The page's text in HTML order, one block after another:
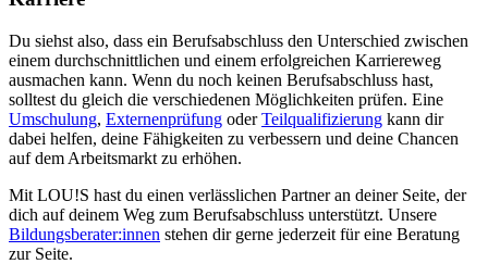
Du siehst also, dass ein Berufsabschluss den Unterschied zwischen
einem durchschnittlichen und einem erfolgreichen Karriereweg
ausmachen kann. Wenn du noch keinen Berufsabschluss hast,
solltest du gleich die verschiedenen Möglichkeiten prüfen. Eine
Umschulung, Externenprüfung oderTeilqualifizierung kann dir
dabei helfen, deine Fähigkeiten zu verbessern und deine Chancen
auf dem Arbeitsmarkt zu erhöhen.
Mit LOU!S hast du einen verlässlichen Partner an deiner Seite, der
dich auf deinem Weg zum Berufsabschluss unterstützt. Unsere
Bildungsberater:innen stehen dir gerne jederzeit für eine Beratung
zur Seite.